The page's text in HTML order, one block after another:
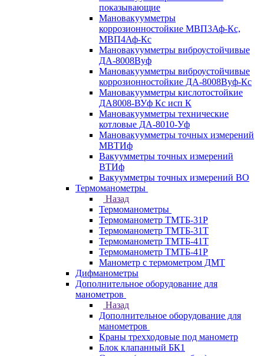
показывающие
Мановакуумметры
коррозионностойкие МВП3Аф-Кс,
МВП4Аф-Кс
Мановакуумметры виброустойчивые
ДА-8008Вуф
Мановакуумметры виброустойчивые
коррозионностойкие ДА-8008Вуф-Кс
Мановакуумметры кислотостойкие
ДА8008-ВУф Кс исп К
Мановакуумметры технические
котловые ДА-8010-Уф
Мановакуумметры точных измерений
МВТИф
Вакуумметры точных измерений
ВТИф
Вакуумметры точных измерений ВО
Термоманометры
Назад
Термоманометры
Термоманометр ТМТБ-31Р
Термоманометр ТМТБ-31Т
Термоманометр ТМТБ-41Т
Термоманометр ТМТБ-41Р
Манометр с термометром ДМТ
Дифманометры
Дополнительное оборудование для
манометров
Назад
Дополнительное оборудование для
манометров
Краны трехходовые под манометр
Блок клапанный БК1